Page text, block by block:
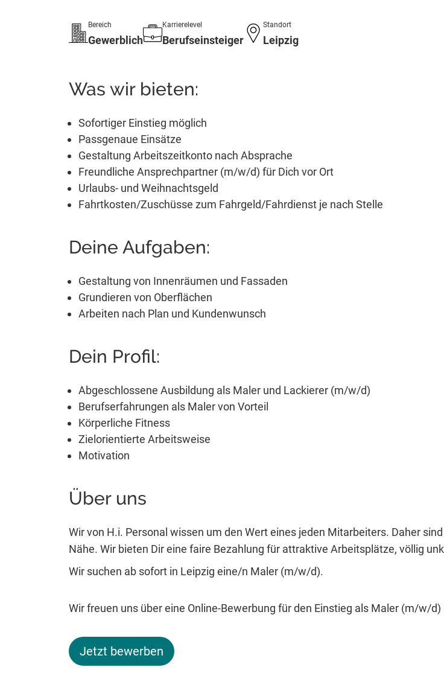
Bereich
Gewerblich
Karrierelevel
Berufseinsteiger
Standort
Leipzig
Was wir bieten:
Sofortiger Einstieg möglich
Passgenaue Einsätze
Gestaltung Arbeitszeitkonto nach Absprache
Freundliche Ansprechpartner (m/w/d) für Dich vor Ort
Urlaubs- und Weihnachtsgeld
Fahrtkosten/Zuschüsse zum Fahrgeld/Fahrdienst je nach Stelle
Deine Aufgaben:
Gestaltung von Innenräumen und Fassaden
Grundieren von Oberflächen
Arbeiten nach Plan und Kundenwunsch
Dein Profil:
Abgeschlossene Ausbildung als Maler und Lackierer (m/w/d)
Berufserfahrungen als Maler von Vorteil
Körperliche Fitness
Zielorientierte Arbeitsweise
Motivation
Über uns
Wir von H.i. Personal wissen um den Wert eines jeden Mitarbeiters. Daher
Nähe. Wir bieten Dir eine faire Bezahlung für attraktive Arbeitsplätze, völlig
Wir suchen ab sofort in Leipzig eine/n Maler (m/w/d).
Wir freuen uns über eine Online-Bewerbung für den Einstieg als Maler (m/w/d)
Jetzt bewerben